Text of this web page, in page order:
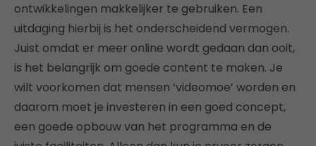
ontwikkelingen makkelijker te gebruiken. Een
uitdaging hierbij is het onderscheidend vermogen.
Juist omdat er meer online wordt gedaan dan ooit,
is het belangrijk om goede content te maken. Je
wilt voorkomen dat mensen ‘videomoe’ worden en
daarom moet je investeren in een goed concept,
een goede opbouw van het programma en de